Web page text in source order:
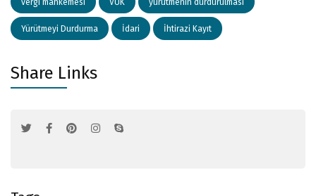
vergi mahkemesi VUK yürütmenin durdurulması
Yürütmeyi Durdurma İdari İhtirazi Kayıt
Share Links